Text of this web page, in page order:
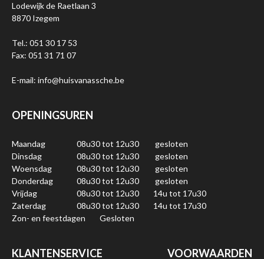
Lodewijk de Raetlaan 3
8870 Izegem
Tel.: 051 30 17 53
Fax: 051 31 71 07
E-mail: info@huisvanassche.be
OPENINGSUREN
Maandag 08u30 tot 12u30
gesloten
Dinsdag
08u30 tot 12u30
gesloten
Woensdag
08u30 tot 12u30
gesloten
Donderdag
08u30 tot 12u30
gesloten
Vrijdag
08u30 tot 12u30
14u tot 17u30
Zaterdag
08u30 tot 12u30
14u tot 17u30
Zon- en feestdagen
Gesloten
KLANTENSERVICE VOORWAARDEN